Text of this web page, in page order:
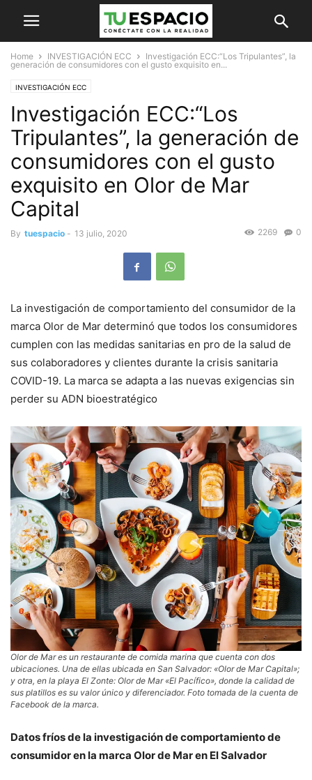
Home INVESTIGACIÓN ECC
Investigación ECC:“Los Tripulantes”, la
generación de consumidores con el gusto exquisito en...
INVESTIGACIÓN ECC
Investigación ECC:“Los
Tripulantes”, la generación de
consumidores con el gusto
exquisito en Olor de Mar
Capital
By tuespacio - 13 julio, 2020 0
2269
La investigación de comportamiento del consumidor de la
marca Olor de Mar determinó que todos los consumidores
cumplen con las medidas sanitarias en pro de la salud de
sus colaboradores y clientes durante la crisis sanitaria
COVID-19. La marca se adapta a las nuevas exigencias sin
perder su ADN bioestratégico
Olor de Mar es un restaurante de comida marina que cuenta con dos
ubicaciones. Una de ellas ubicada en San Salvador: «Olor de Mar Capital»;
y otra, en la playa El Zonte: Olor de Mar «El Pacífico», donde la calidad de
sus platillos es su valor único y diferenciador. Foto tomada de la cuenta de
Facebook de la marca.
Datos fríos de la investigación de comportamiento de
consumidor en la marca Olor de Mar en El Salvador